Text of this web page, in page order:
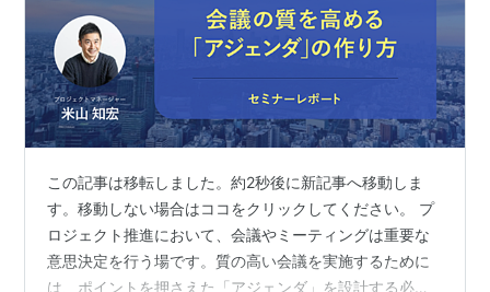
この記事は移転しました。約2秒後に新記事へ移動しま
す。移動しない場合はココをクリックしてください。 プ
ロジェクト推進において、会議やミーティングは重要な
意思決定を行う場です。質の高い会議を実施するために
は、ポイントを押さえた「アジェンダ」を設計する必要